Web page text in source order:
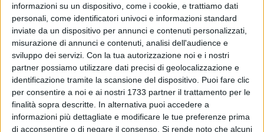
informazioni su un dispositivo, come i cookie, e trattiamo dati
personali, come identificatori univoci e informazioni standard
inviate da un dispositivo per annunci e contenuti personalizzati,
misurazione di annunci e contenuti, analisi dell'audience e
sviluppo dei servizi. Con la tua autorizzazione noi e i nostri
partner possiamo utilizzare dati precisi di geolocalizzazione e
identificazione tramite la scansione del dispositivo. Puoi fare clic
per consentire a noi e ai nostri 1733 partner il trattamento per le
finalità sopra descritte. In alternativa puoi accedere a
informazioni più dettagliate e modificare le tue preferenze prima
di acconsentire o di negare il consenso. Si rende noto che alcuni
pericolosa, in cui pare trovino rifugio ignoti nelle ore
notturne, illuminazione scarsa,sporcizia, ecc. L'occasione è
stata propizia anche per scoprire piccoli luoghi dimenticati,
come una grande serra e una fontana monumentale. Alla
presenza dei sostenitori del comitato Pro Villa Bonelli,
abbiamo fatto il punto della situazione col suo presidente, il
dott. Angelo Maldari.
Dott. Maldari, qual'è stato l'esito di questo sopralluogo?